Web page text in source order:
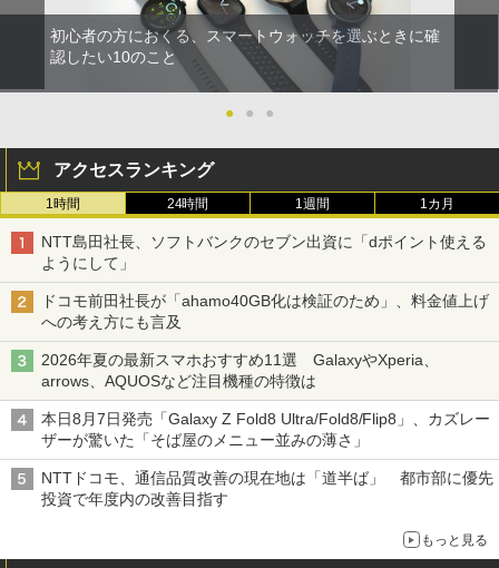
初心者の方におくる、スマートウォッチを選ぶときに確
認したい10のこと
● ● ●
アクセスランキング
1時間 24時間 1週間 1カ月
NTT島田社長、ソフトバンクのセブン出資に「dポイント使える
ようにして」
ドコモ前田社長が「ahamo40GB化は検証のため」、料金値上げ
への考え方にも言及
2026年夏の最新スマホおすすめ11選 GalaxyやXperia、
arrows、AQUOSなど注目機種の特徴は
本日8月7日発売「Galaxy Z Fold8 Ultra/Fold8/Flip8」、カズレー
ザーが驚いた「そば屋のメニュー並みの薄さ」
NTTドコモ、通信品質改善の現在地は「道半ば」 都市部に優先
投資で年度内の改善目指す
もっと見る